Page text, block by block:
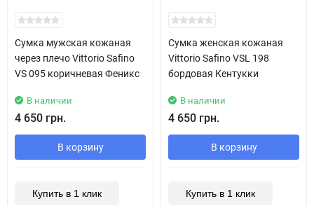
Сумка мужская кожаная
через плечо Vittorio Safino
VS 095 коричневая Феникс
В наличии
4 650 грн.
В корзину
Купить в 1 клик
New!
Сумка женская кожаная
Vittorio Safino VSL 198
бордовая Кентукки
В наличии
4 650 грн.
В корзину
Купить в 1 клик